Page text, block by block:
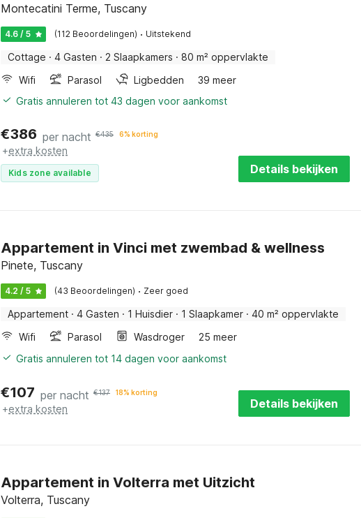
Montecatini Terme, Tuscany
4.6 / 5 (112 Beoordelingen) · Uitstekend
Cottage · 4 Gasten · 2 Slaapkamers · 80 m² oppervlakte
Wifi
Parasol Ligbedden
39 meer
Gratis annuleren tot 43 dagen voor aankomst
€386 per nacht €435 6% korting
+extra kosten
Kids zone available Details bekijken
Appartement in Vinci met zwembad & wellness
Pinete, Tuscany
4.2 / 5 (43 Beoordelingen) · Zeer goed
Appartement · 4 Gasten · 1 Huisdier · 1 Slaapkamer · 40 m² oppervlakte
Wifi
Parasol Wasdroger
25 meer
Gratis annuleren tot 14 dagen voor aankomst
€107 per nacht €137 18% korting
+extra kosten Details bekijken
Appartement in Volterra met Uitzicht
Volterra, Tuscany